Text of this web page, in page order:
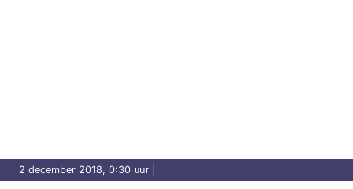
2 december 2018, 0:30 uur